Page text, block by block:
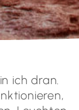
ich dran.